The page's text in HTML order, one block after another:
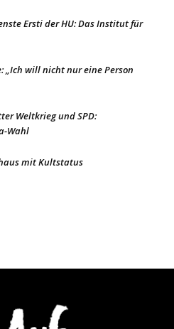
Ersti der HU: Das Institut für
„Ich will nicht nur eine Person
Weltkrieg und SPD:
Wahl
mit Kultstatus